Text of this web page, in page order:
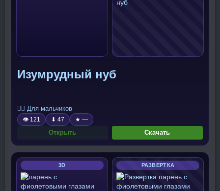
Изумрудный нуб
🧍‍♂️ Для мальчиков
👁 121 ⬇ 47 ★ —
Открыть Скачать
3D РАЗВЕРТКА